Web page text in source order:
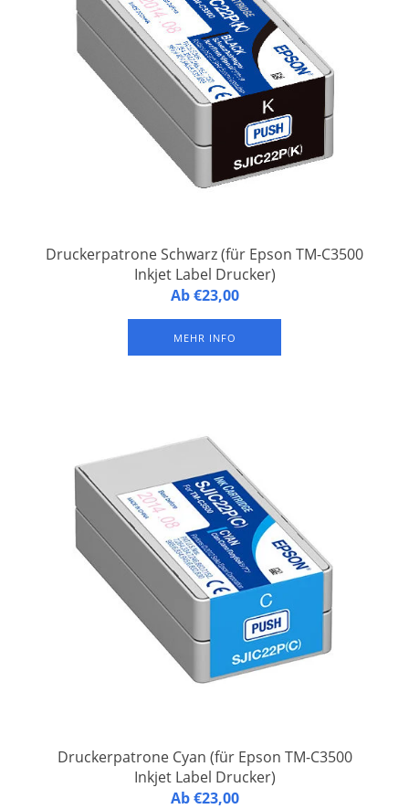
Druckerpatrone Schwarz (für Epson TM-C3500
Inkjet Label Drucker)
Druckerpatrone Schwarz TM-C3500 Key (Black) (für Epson
(wasserfest)
Ab €23,00
MEHR INFO
Druckerpatrone Cyan (für Epson TM-C3500
Inkjet Label Drucker)
Druckerpatrone Cyan TM-C3500 Cyan (für Epson TM-C3500
Ab €23,00